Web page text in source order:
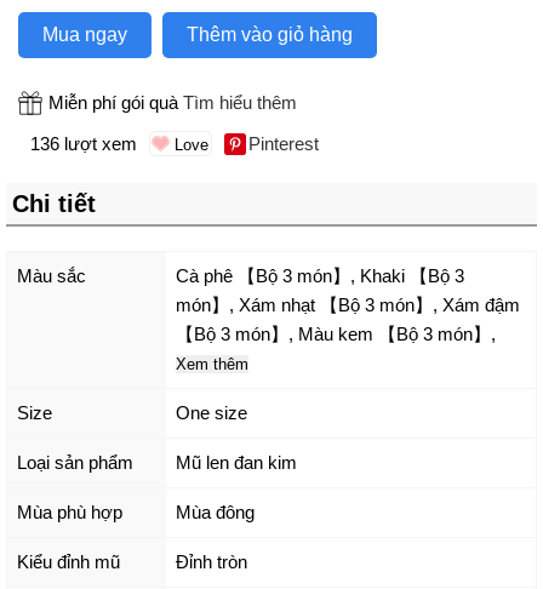
Mua ngay Thêm vào giỏ hàng
Miễn phí gói quà Tìm hiểu thêm
136 lượt xem
Pinterest
Chi tiết
Màu sắc Cà phê 【Bộ 3 món】 , Khaki 【Bộ 3
món】 , Xám nhạt 【Bộ 3 món】 , Xám đậm
【Bộ 3 món】 , Màu kem 【Bộ 3 món】 ,
Xem thêm
Size One size
Loại sản phẩm Mũ len đan kim
Mùa phù hợp Mùa đông
Kiểu đỉnh mũ Đỉnh tròn